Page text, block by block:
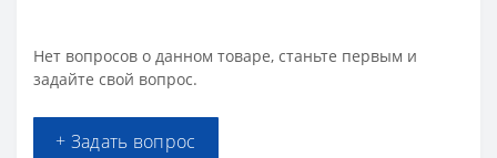
Нет вопросов о данном товаре, станьте первым и
задайте свой вопрос.
+ Задать вопрос